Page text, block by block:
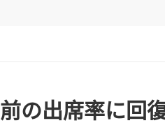
の出席率に回